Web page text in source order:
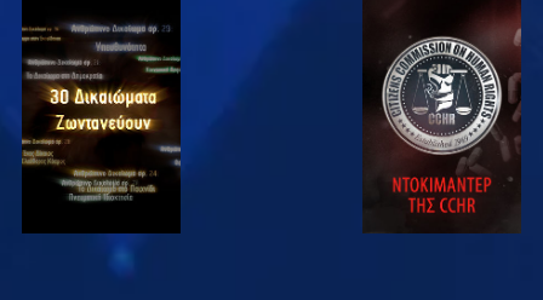
ΠΑΡΑΚΟΛΟΥΘΗΣΤΕ ΠΑΡΑΚΟΛΟΥΘΗΣΤΕ